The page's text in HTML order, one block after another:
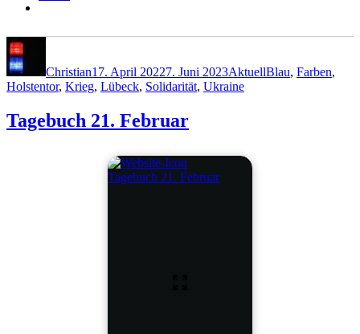
Christian17. April 20227. Juni 2023AktuellBlau, Farben,
Holstentor, Krieg, Lübeck, Solidarität, Ukraine
Tagebuch 21. Februar
Tagebuch 21. Februar